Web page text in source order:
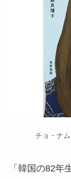
チョ・ナ
「韓国の82年